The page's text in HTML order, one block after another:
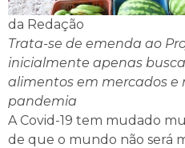
da Redação
Trata-se de emenda ao
inicialmente apenas
alimentos em mercados e
pandemia
A Covid-19 tem mudado
de que o mundo não será